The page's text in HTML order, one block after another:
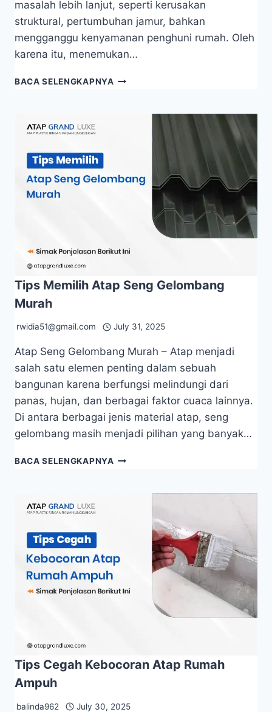
masalah lebih lanjut, seperti kerusakan
struktural, pertumbuhan jamur, bahkan
mengganggu kenyamanan penghuni rumah. Oleh
karena itu, menemukan…
BACA SELENGKAPNYA
Tips Memilih Atap Seng Gelombang
Murah
rwidia51@gmail.com July 31, 2025
Atap Seng Gelombang Murah – Atap menjadi
salah satu elemen penting dalam sebuah
bangunan karena berfungsi melindungi dari
panas, hujan, dan berbagai faktor cuaca lainnya.
Di antara berbagai jenis material atap, seng
gelombang masih menjadi pilihan yang banyak…
BACA SELENGKAPNYA
Tips Cegah Kebocoran Atap Rumah
Ampuh
balinda962 July 30, 2025